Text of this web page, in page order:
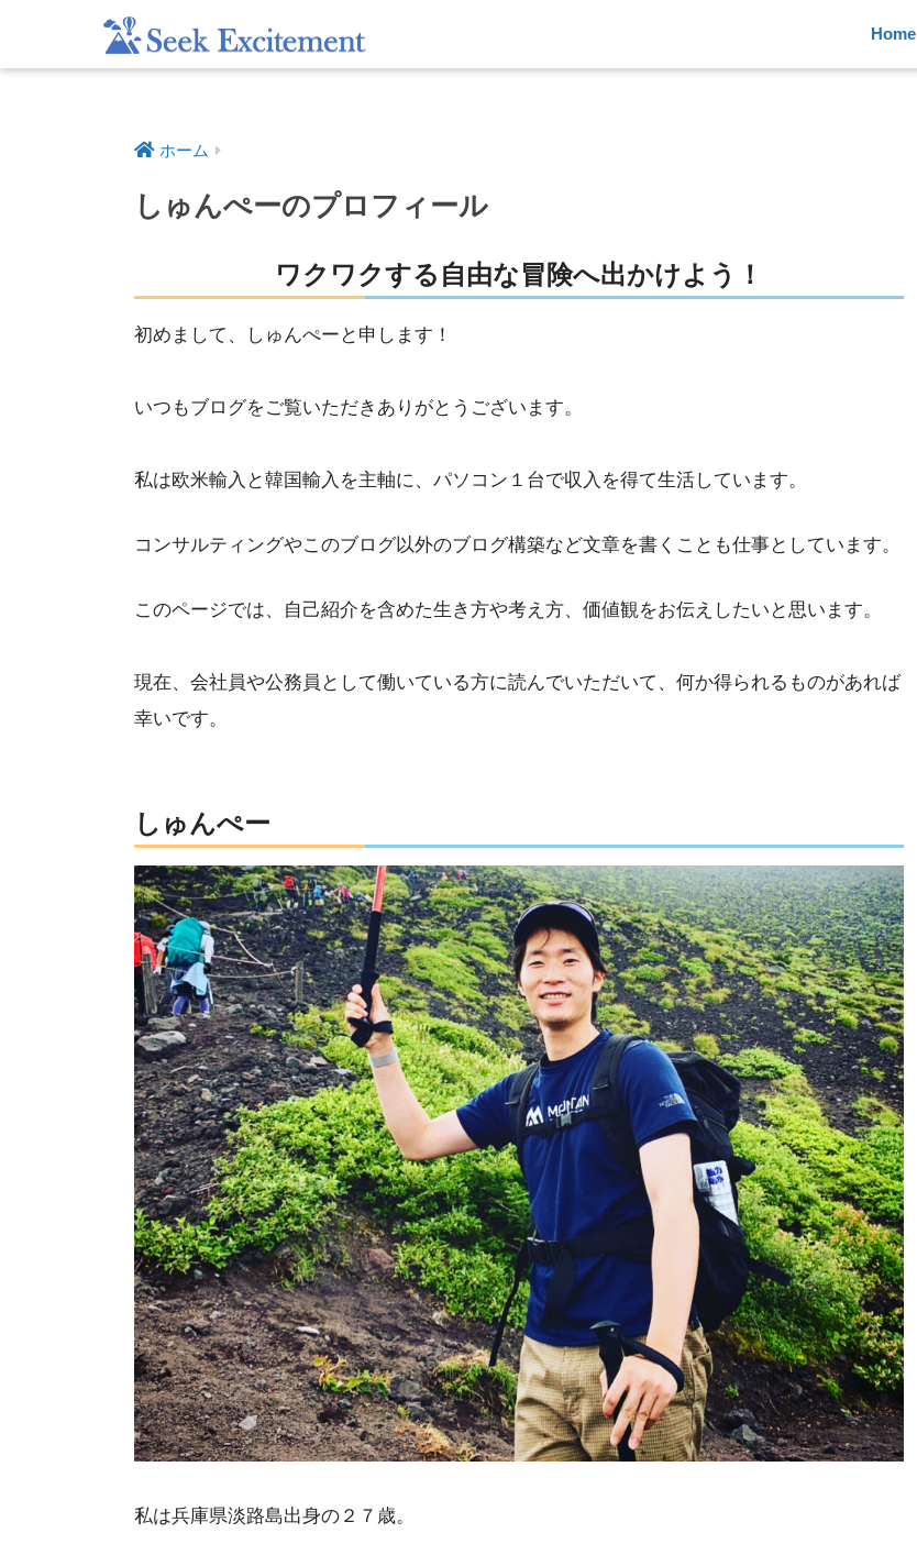
Home
ホーム
しゅんぺーのプロフィール
ワクワクする自由な冒険へ出かけよう！
初めまして、しゅんぺーと申します！
いつもブログをご覧いただきありがとうございます。
私は欧米輸入と韓国輸入を主軸に、パソコン１台で収入を得て生活しています。
コンサルティングやこのブログ以外のブログ構築など文章を書くことも仕事としています。
このページでは、自己紹介を含めた生き方や考え方、価値観をお伝えしたいと思います。
現在、会社員や公務員として働いている方に読んでいただいて、何か得られるものがあれば
幸いです。
しゅんぺー
私は兵庫県淡路島出身の２７歳。